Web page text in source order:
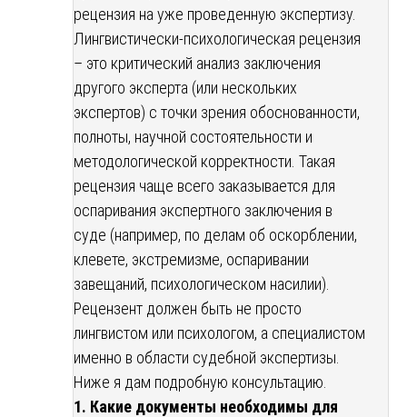
рецензия на уже проведенную экспертизу.
Лингвистически-психологическая рецензия
– это критический анализ заключения
другого эксперта (или нескольких
экспертов) с точки зрения обоснованности,
полноты, научной состоятельности и
методологической корректности. Такая
рецензия чаще всего заказывается для
оспаривания экспертного заключения в
суде (например, по делам об оскорблении,
клевете, экстремизме, оспаривании
завещаний, психологическом насилии).
Рецензент должен быть не просто
лингвистом или психологом, а специалистом
именно в области судебной экспертизы.
Ниже я дам подробную консультацию.
1. Какие документы необходимы для